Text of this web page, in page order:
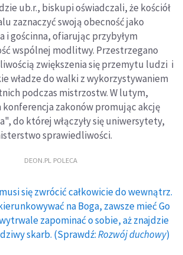
ub.r., biskupi oświadczali, że kościół
zaznaczyć swoją obecność jako
gościnna, ofiarując przybyłym
wspólnej modlitwy. Przestrzegano
zwiększenia się przemytu ludzi i
władze do walki z wykorzystywaniem
podczas mistrzostw. W lutym,
konferencja zakonów promując akcję
do której włączyły się uniwersytety,
sprawiedliwości.
DEON.PL POLECA
się zwrócić całkowicie do wewnątrz.
na Boga, zawsze mieć Go
zapominać o sobie, aż znajdzie
skarb. (Sprawdź:Rozwój duchowy)